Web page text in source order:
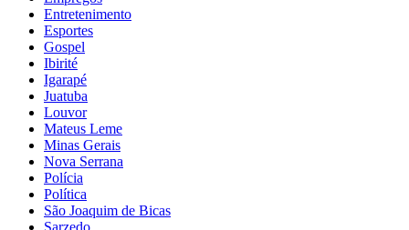
Entretenimento
Esportes
Gospel
Ibirité
Igarapé
Juatuba
Louvor
Mateus Leme
Minas Gerais
Nova Serrana
Polícia
Política
São Joaquim de Bicas
Sarzedo